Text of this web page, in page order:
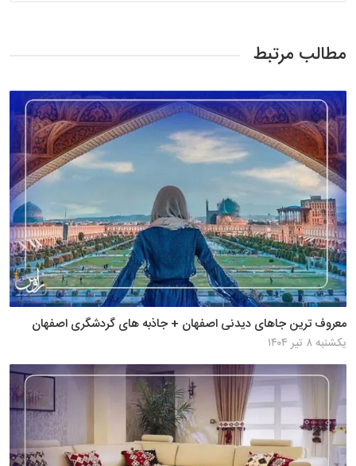
مطالب مرتبط
معروف ترین جاهای دیدنی اصفهان + جاذبه های گردشگری اصفهان
یکشنبه ۸ تیر ۱۴۰۴